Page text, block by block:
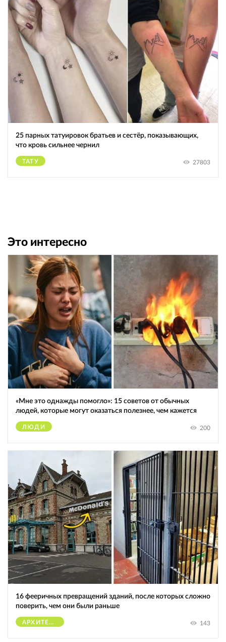
25 парных татуировок братьев и сестёр, показывающих,
что кровь сильнее чернил
ТАТУ 27803
Это интересно
«Мне это однажды помогло»: 15 советов от обычных
людей, которые могут оказаться полезнее, чем кажется
ЛЮДИ 200
16 фееричных превращений зданий, после которых сложно
поверить, чем они были раньше
АРХИТЕКТУРА 143